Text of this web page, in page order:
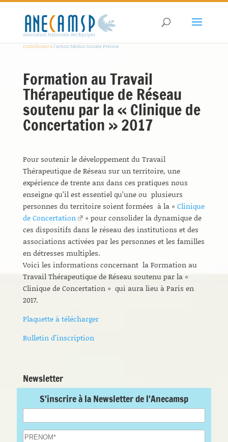
Association Nationale des Equipes
Contribuant àl'action Médico Sociale Précoce
Formation au Travail
Thérapeutique de Réseau
soutenu par la « Clinique de
Concertation » 2017
Pour soutenir le développement du Travail
Thérapeutique de Réseau sur un territoire, une
expérience de trente ans dans ces pratiques nous
enseigne qu’il est essentiel qu’une ou plusieurs
personnes du territoire soient formées à la « Clinique
de Concertation
» pour consolider la dynamique de
ces dispositifs dans le réseau des institutions et des
associations activées par les personnes et les familles
en détresses multiples.
Voici les informations concernant la Formation au
Travail Thérapeutique de Réseau soutenu par la «
Clinique de Concertation » qui aura lieu à Paris en
2017.
Plaquette à télécharger
Bulletin d’inscription
Newsletter
S'inscrire à la Newsletter de l'Anecamsp